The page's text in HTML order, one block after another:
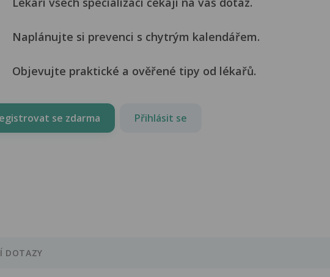
Naplánujte si prevenci s chytrým kalendářem.
Objevujte praktické a ověřené tipy od lékařů.
se zdarma Přihlásit se
DOTAZY